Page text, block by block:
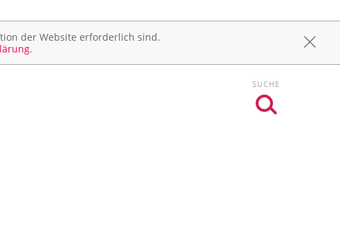
der Website erforderlich sind.
.
SUCHE